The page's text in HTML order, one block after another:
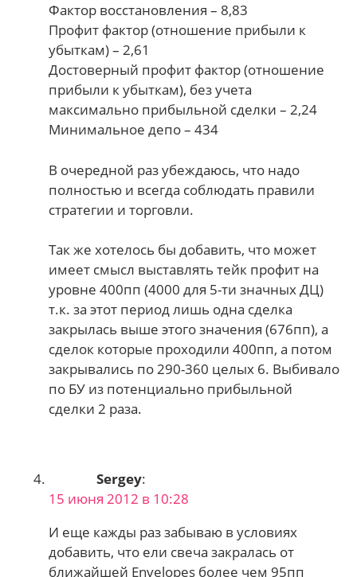
Фактор восстановления – 8,83
Профит фактор (отношение прибыли к
убыткам) – 2,61
Достоверный профит фактор (отношение
прибыли к убыткам), без учета
максимально прибыльной сделки – 2,24
Минимальное депо – 434
В очередной раз убеждаюсь, что надо
полностью и всегда соблюдать правили
стратегии и торговли.
Так же хотелось бы добавить, что может
имеет смысл выставлять тейк профит на
уровне 400пп (4000 для 5-ти значных ДЦ)
т.к. за этот период лишь одна сделка
закрылась выше этого значения (676пп), а
сделок которые проходили 400пп, а потом
закрывались по 290-360 целых 6. Выбивало
по БУ из потенциально прибыльной
сделки 2 раза.
Sergey:
15 июня 2012 в 10:28
И еще кажды раз забываю в условиях
добавить, что ели свеча закралась от
ближайшей Envelopes более чем 95пп